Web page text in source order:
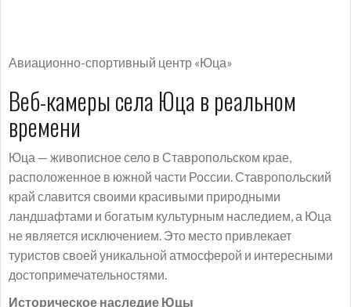
Авиационно-спортивный центр «Юца»
Веб-камеры села Юца в реальном
времени
Юца — живописное село в Ставропольском крае,
расположенное в южной части России. Ставропольский
край славится своими красивыми природными
ландшафтами и богатым культурным наследием, а Юца
не является исключением. Это место привлекает
туристов своей уникальной атмосферой и интересными
достопримечательностями.
Историческое наследие Юцы